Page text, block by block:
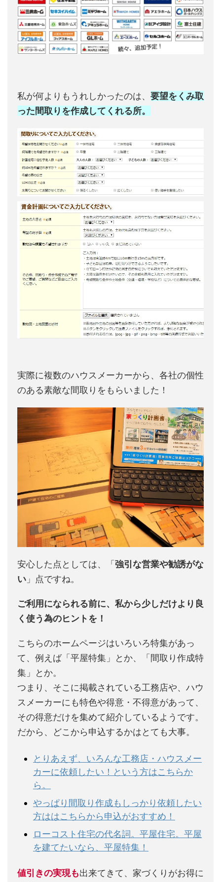
私が何よりもうれしかったのは、 要望をくみ取
った間取りを作成してくれる所。
実際に複数のハウスメーカーから、各社の個性
のある素敵な間取りをもらいました！
安心した点としては、「 強引な営業や勧誘がな
い 」点ですね。
ご利用になられる前に、私から少しだけより良
く使う為のヒントを！
こちらのホームページはいろいろ特集があっ
て、例えば「平屋特集」とか、「間取り作成特
集」とか。
つまり、そこに掲載されている工務店や、ハウ
スメーカーにも特色や得意・不得意があって、
その得意だけを集めて紹介しているようです。
だから、どこから申込するかはとても大事。
とりあえず、いろんな工務店・ハウスメー
カーに依頼したい！という方はこちらか
ら。
やっぱり間取り作成もしっかり依頼したい
方ははこちらから申込がおすすめ！
ローコスト住宅の代名詞。平屋住宅。平屋
を建てたいなら、平屋特集！
値引きの実現も出来てきて、家づくりがお得に